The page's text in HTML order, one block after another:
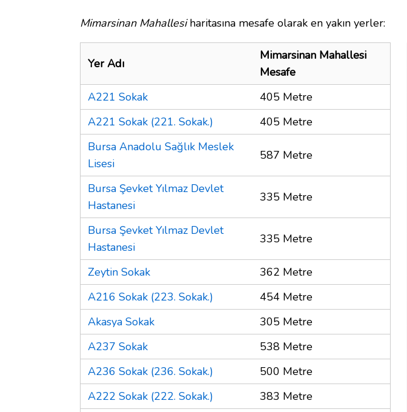
Mimarsinan Mahallesiharitasına mesafe olarak en yakın yerler:
Yer Adı
Mimarsinan Mahallesi
Mesafe
A221 Sokak
405 Metre
A221 Sokak (221. Sokak.)
405 Metre
Bursa Anadolu Sağlık Meslek
Lisesi
587 Metre
Bursa Şevket Yılmaz Devlet
Hastanesi
335 Metre
Bursa Şevket Yılmaz Devlet
Hastanesi
335 Metre
Zeytin Sokak
362 Metre
A216 Sokak (223. Sokak.)
454 Metre
Akasya Sokak
305 Metre
A237 Sokak
538 Metre
A236 Sokak (236. Sokak.)
500 Metre
A222 Sokak (222. Sokak.)
383 Metre